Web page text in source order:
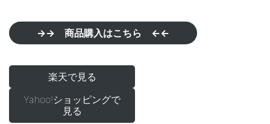
→→ 商品購入はこちら ←←
楽天で見る
Yahoo!ショッピングで
見る